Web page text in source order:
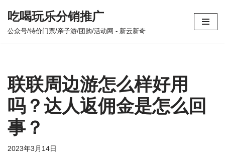
跳
吃喝玩乐分销推广
公众号/特价门票/亲子游/团购/活动网 - 新云新奇
联联周边游怎么样好用
吗？达人返佣金是怎么回
事？
2023年3月14日